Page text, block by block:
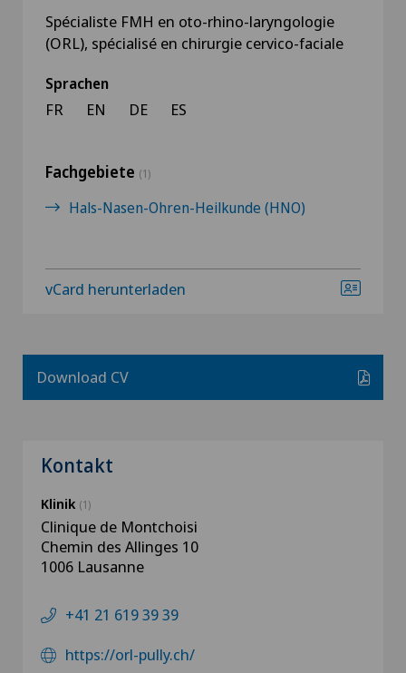
Spécialiste FMH en oto-rhino-laryngologie
(ORL), spécialisé en chirurgie cervico-faciale
Sprachen
FR EN DE ES
Fachgebiete (1)
Hals-Nasen-Ohren-Heilkunde (HNO)
vCard herunterladen
Download CV
Kontakt
Klinik (1)
Clinique de Montchoisi
Chemin des Allinges 10
1006 Lausanne
+41 21 619 39 39
https://orl-pully.ch/